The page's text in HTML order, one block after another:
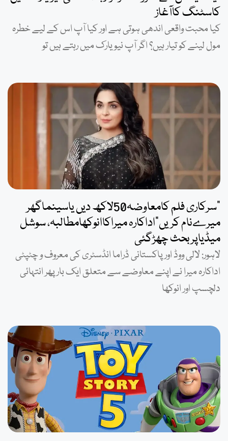
کاسٹنگ کاآغاز
کیا محبت واقعی اندھی ہوتی ہے اور کیا آپ اس کے لیے خطرہ
مول لینے کو تیار ہیں؟ اگر آپ نیویارک میں رہتے ہیں تو
”سرکاری فلم کامعاوضہ50لاکھ دیں یاسینماگھر
میرےنام کریں“اداکارہ میراکاانوکھامطالبہ، سوشل
میڈیاپربحث چھڑگئی
لاہور: لالی ووڈ اور پاکستانی ڈراما انڈسٹری کی معروف و چٹپٹی
اداکارہ میرا نے اپنے معاوضے سے متعلق ایک بار پھر انتہائی
دلچسپ اور انوکھا